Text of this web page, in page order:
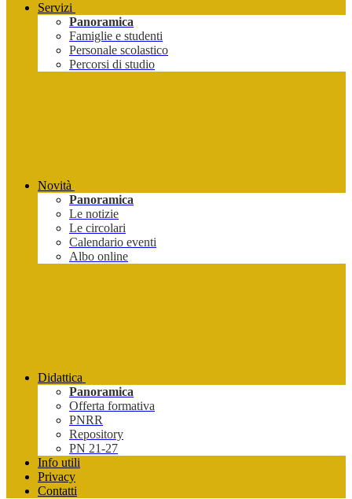
Servizi
Panoramica
Famiglie e studenti
Personale scolastico
Percorsi di studio
Novità
Panoramica
Le notizie
Le circolari
Calendario eventi
Albo online
Didattica
Panoramica
Offerta formativa
PNRR
Repository
PN 21-27
Info utili
Privacy
Contatti